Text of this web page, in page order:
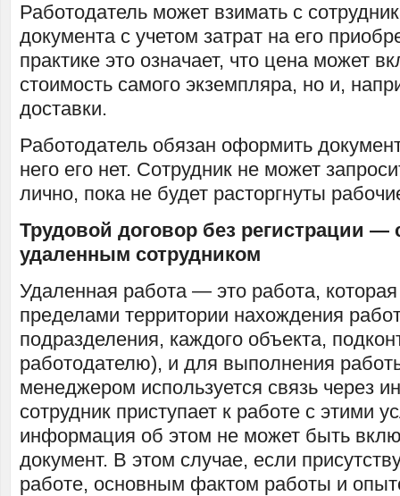
Работодатель может взимать с
документа с учетом затрат на его
практике это означает, что цена может
стоимость самого экземпляра, но и,
доставки.
Работодатель обязан оформить
него его нет. Сотрудник не может
лично, пока не будет расторгнуты
Трудовой договор без регистрации —
удаленным сотрудником
Удаленная работа — это работа,
пределами территории нахождения
подразделения, каждого объекта,
работодателю), и для выполнения
менеджером используется связь через
сотрудник приступает к работе с этими
информация об этом не может быть
документ. В этом случае, если
работе, основным фактом работы и